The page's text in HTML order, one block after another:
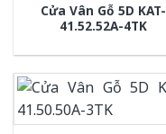
Cửa Vân Gỗ 5D KAT-
41.52.52A-4TK